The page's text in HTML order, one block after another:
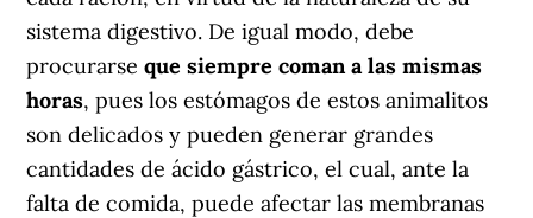
sistema digestivo. De igual modo, debe
procurarse que siempre coman a las mismas
horas, pues los estómagos de estos animalitos
son delicados y pueden generar grandes
cantidades de ácido gástrico, el cual, ante la
falta de comida, puede afectar las membranas